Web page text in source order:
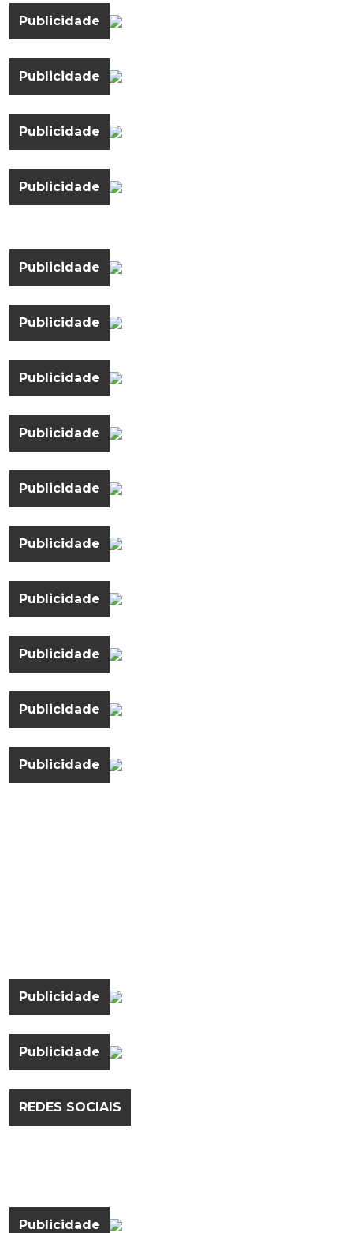
Publicidade
Publicidade
Publicidade
Publicidade
Publicidade
Publicidade
Publicidade
Publicidade
Publicidade
Publicidade
Publicidade
Publicidade
Publicidade
Publicidade
Publicidade
Publicidade
REDES SOCIAIS
Publicidade